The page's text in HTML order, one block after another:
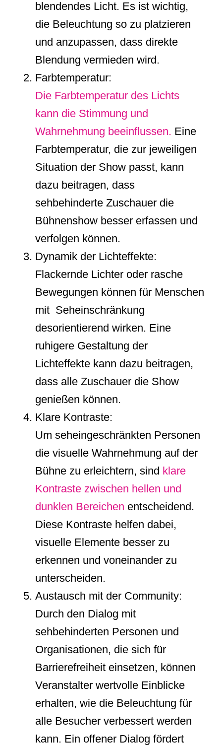
blendendes Licht. Es ist wichtig,
die Beleuchtung so zu platzieren
und anzupassen, dass direkte
Blendung vermieden wird.
Farbtemperatur:
Die Farbtemperatur des Lichts
kann die Stimmung und
Wahrnehmung beeinflussen. Eine
Farbtemperatur, die zur jeweiligen
Situation der Show passt, kann
dazu beitragen, dass
sehbehinderte Zuschauer die
Bühnenshow besser erfassen und
verfolgen können.
Dynamik der Lichteffekte:
Flackernde Lichter oder rasche
Bewegungen können für Menschen
mit Seheinschränkung
desorientierend wirken. Eine
ruhigere Gestaltung der
Lichteffekte kann dazu beitragen,
dass alle Zuschauer die Show
genießen können.
Klare Kontraste:
Um seheingeschränkten Personen
die visuelle Wahrnehmung auf der
Bühne zu erleichtern, sind klare
Kontraste zwischen hellen und
dunklen Bereichen entscheidend.
Diese Kontraste helfen dabei,
visuelle Elemente besser zu
erkennen und voneinander zu
unterscheiden.
Austausch mit der Community:
Durch den Dialog mit
sehbehinderten Personen und
Organisationen, die sich für
Barrierefreiheit einsetzen, können
Veranstalter wertvolle Einblicke
erhalten, wie die Beleuchtung für
alle Besucher verbessert werden
kann. Ein offener Dialog fördert